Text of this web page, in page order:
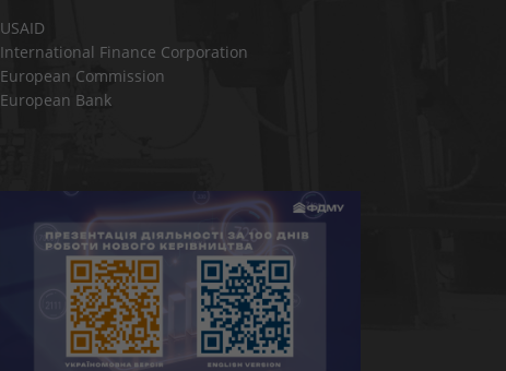
USAID
International Finance Corporation
European Commission
European Bank